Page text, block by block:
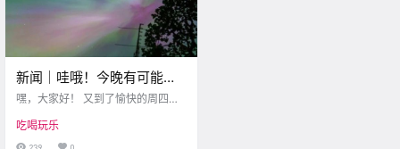
新闻｜哇哦！今晚有可能看
到极光！维多利亚最火热的
嘿，大家好！ 又到了愉快的周四啦~
期待 周末的到来了？ 今天博主有两
条 特别有趣的新闻 要和大家分享 保
吃喝玩乐